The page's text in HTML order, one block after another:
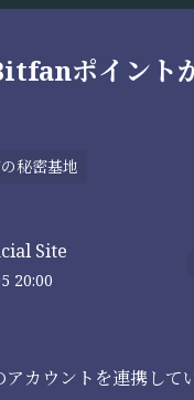
ポイント
秘密基地
Site
20:00
カウントを連携して